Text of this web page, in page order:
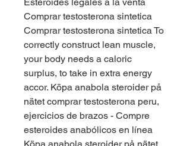
Comprar testosterona sintetica
Comprar testosterona sintetica To
correctly construct lean muscle,
your body needs a caloric
surplus, to take in extra energy
accor. Köpa anabola steroider på
nätet comprar testosterona peru,
ejercicios de brazos - Compre
esteroides anabólicos en línea